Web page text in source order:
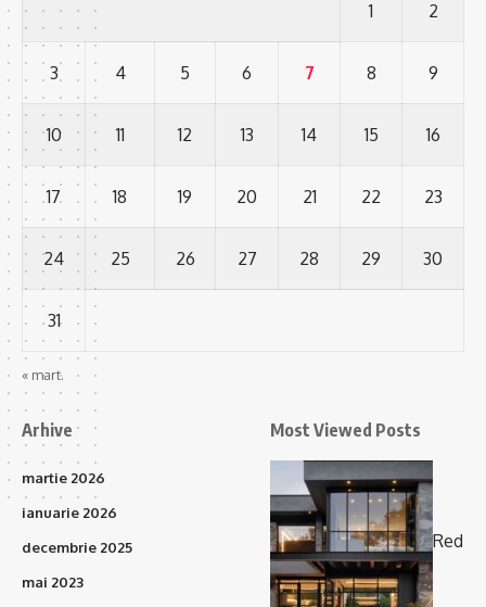
1 2
3 4 5 6 7 8 9
10 11 12 13 14 15 16
17 18 19 20 21 22 23
24 25 26 27 28 29 30
31
« mart.
Arhive
martie 2026
ianuarie 2026
decembrie 2025
mai 2023
Most Viewed Posts
Red